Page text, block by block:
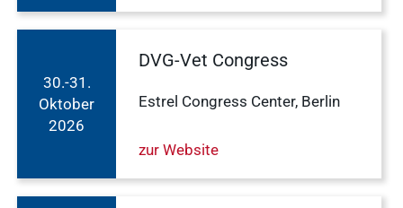
30.-31.
Oktober
2026
DVG-Vet Congress
Estrel Congress Center, Berlin
zur Website